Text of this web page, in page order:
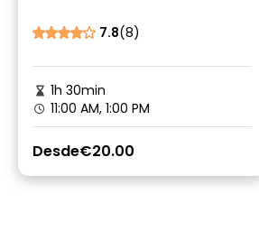
7.8(8)
1h 30min
11:00 AM, 1:00 PM
Desde€20.00